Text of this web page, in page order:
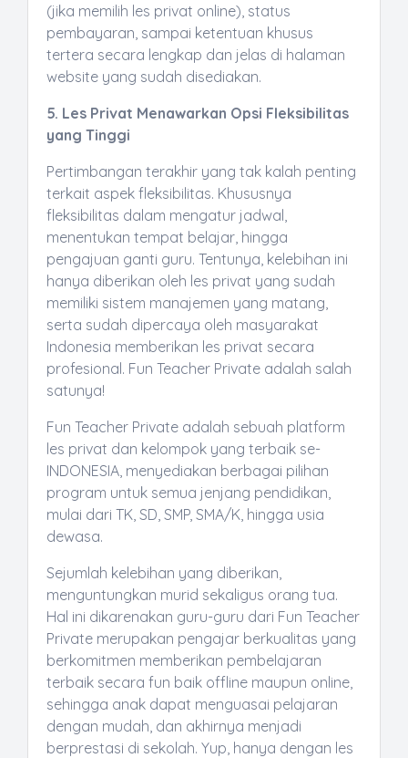
(jika memilih les privat online), status
pembayaran, sampai ketentuan khusus
tertera secara lengkap dan jelas di halaman
website yang sudah disediakan.
5. Les Privat Menawarkan Opsi Fleksibilitas
yang Tinggi
Pertimbangan terakhir yang tak kalah penting
terkait aspek fleksibilitas. Khususnya
fleksibilitas dalam mengatur jadwal,
menentukan tempat belajar, hingga
pengajuan ganti guru. Tentunya, kelebihan ini
hanya diberikan oleh les privat yang sudah
memiliki sistem manajemen yang matang,
serta sudah dipercaya oleh masyarakat
Indonesia memberikan les privat secara
profesional. Fun Teacher Private adalah salah
satunya!
Fun Teacher Private adalah sebuah platform
les privat dan kelompok yang terbaik se-
INDONESIA, menyediakan berbagai pilihan
program untuk semua jenjang pendidikan,
mulai dari TK, SD, SMP, SMA/K, hingga usia
dewasa.
Sejumlah kelebihan yang diberikan,
menguntungkan murid sekaligus orang tua.
Hal ini dikarenakan guru-guru dari Fun Teacher
Private merupakan pengajar berkualitas yang
berkomitmen memberikan pembelajaran
terbaik secara fun baik offline maupun online,
sehingga anak dapat menguasai pelajaran
dengan mudah, dan akhirnya menjadi
berprestasi di sekolah. Yup, hanya dengan les